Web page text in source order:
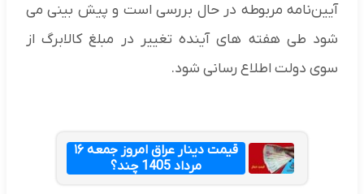
آیین‌نامه مربوطه در حال بررسی است و پیش بینی می
شود طی هفته های آینده تغییر در مبلغ کالابرگ از
سوی دولت اطلاع رسانی شود.
قیمت دینار عراق امروز جمعه ۱۶
مرداد 1405 چند؟